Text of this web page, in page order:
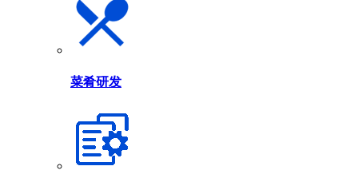
菜肴研发